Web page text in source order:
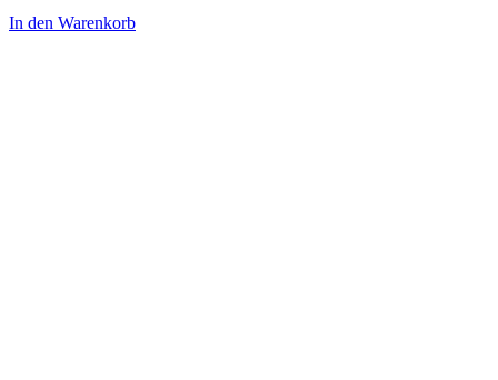
In den Warenkorb